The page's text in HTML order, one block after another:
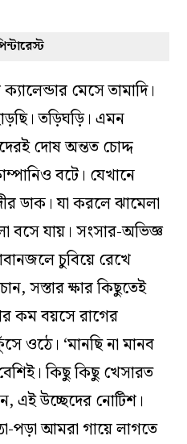
মেসে তামাদি।
তড়িঘড়ি। এমন
দোষ অন্তত চোদ্দ
বটে। যেখানে
ডাক। যা করলে ঝামেলা
বসে যায়। সংসার-অভিজ্ঞ
চুবিয়ে রেখে
সস্তার ক্ষার কিছুতেই
কম বয়সে রাগের
ওঠে। ‘মানছি না মানব
কিছু কিছু খেসারত
এই উচ্ছেদের নোটিশ।
পড়া আমরা গায়ে লাগতে